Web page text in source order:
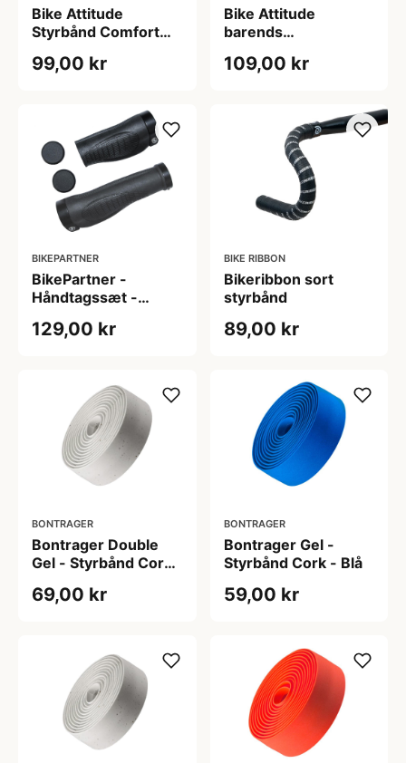
Bike Attitude
Styrbånd Comfort
Gel Greb - Hvid
99,00 kr
Bike Attitude
barends
sort
109,00 kr
BIKEPARTNER
BikePartner -
Håndtagssæt -
Inkl. låsering og prop
129,00 kr
BIKE RIBBON
Bikeribbon sort
styrbånd
89,00 kr
BONTRAGER
Bontrager Double
Gel - Styrbånd Cork
69,00 kr
BONTRAGER
Bontrager Gel -
Styrbånd Cork - Blå
59,00 kr